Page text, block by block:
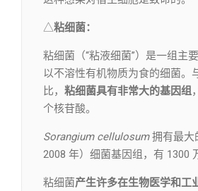
△粘细菌：
粘细菌（“粘液细菌”）是一组主
以不溶性有机物质为食的细菌。
比， 粘细菌具有非常大的基因组
个核苷酸。
Sorangium cellulosum拥有最大
2008 年）细菌基因组，有 1300
粘细菌产生许多在生物医学和工